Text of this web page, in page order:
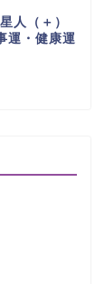
人（＋）
運・健康運